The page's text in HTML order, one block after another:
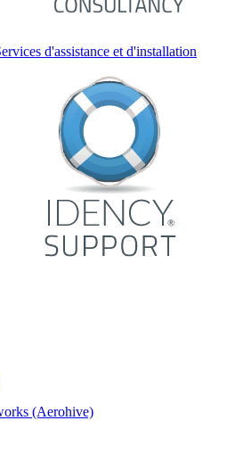
d'assistance et d'installation
(Aerohive)